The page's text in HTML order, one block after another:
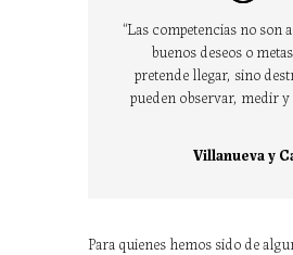
“Las competencias no son
buenos deseos o
pretende llegar, sino
pueden observar, medir y
Villanueva y
Para quienes hemos sido de